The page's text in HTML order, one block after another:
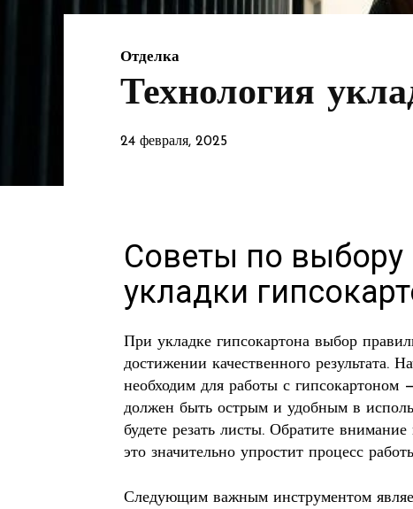
Отделка
Технология
24 февраля, 2025
Советы по выбору
укладки
При укладке гипсокартона выбор
достижении качественного результата.
необходим для работы с
должен быть острым и удобным в
будете резать листы. Обратите
это значительно упростит процесс
Следующим важным инструментом